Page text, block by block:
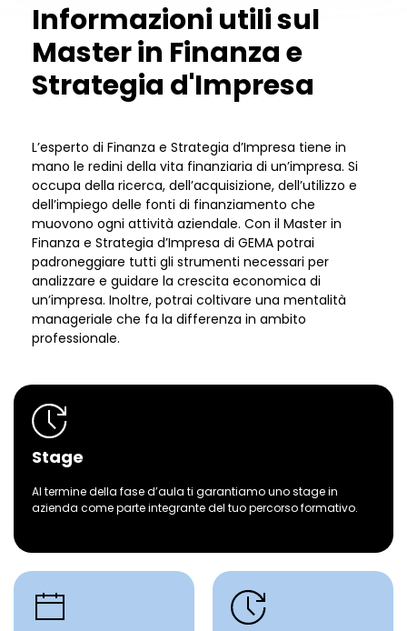
Informazioni utili sul
Master in Finanza e
Strategia d'Impresa
L’esperto di Finanza e Strategia d’Impresa tiene in
mano le redini della vita finanziaria di un’impresa. Si
occupa della ricerca, dell’acquisizione, dell’utilizzo e
dell’impiego delle fonti di finanziamento che
muovono ogni attività aziendale. Con il Master in
Finanza e Strategia d’Impresa di GEMA potrai
padroneggiare tutti gli strumenti necessari per
analizzare e guidare la crescita economica di
un’impresa. Inoltre, potrai coltivare una mentalità
manageriale che fa la differenza in ambito
professionale.
Stage
Al termine della fase d’aula ti garantiamo uno stage in
azienda come parte integrante del tuo percorso formativo.